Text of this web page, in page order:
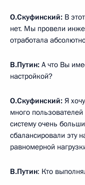
О.Скуфинский: В
нет. Мы провели
отработала
В.Путин: А что Вы
настройкой?
О.Скуфинский: Я
много
систему очень
сбалансировали эту
равномерной
В.Путин: Кто